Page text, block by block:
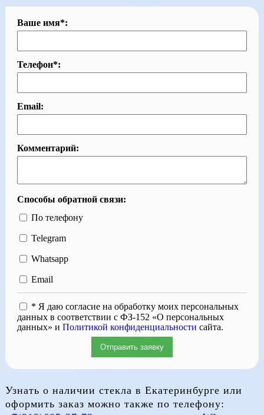
Ваше имя*:
Телефон*:
Email:
Комментарий:
Способы обратной связи:
По телефону
Telegram
Whatsapp
Email
* Я даю согласие на обработку моих персональных
данных в соответствии с ФЗ-152 «О персональных
данных» и Политикой конфиденциальности сайта.
Отправить заявку
Узнать о наличии стекла в Екатеринбурге или
оформить заказ можно также по телефону: